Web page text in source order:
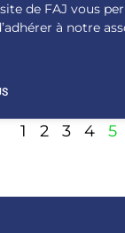
de FAJ vous
à notre
1 2 3 4 5